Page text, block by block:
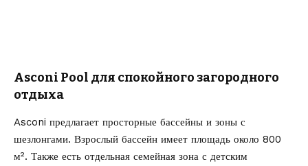
Asconi Pool для спокойного загородного
отдыха
Asconi предлагает просторные бассейны и зоны с
шезлонгами. Взрослый бассейн имеет площадь около 800
м². Также есть отдельная семейная зона с детским